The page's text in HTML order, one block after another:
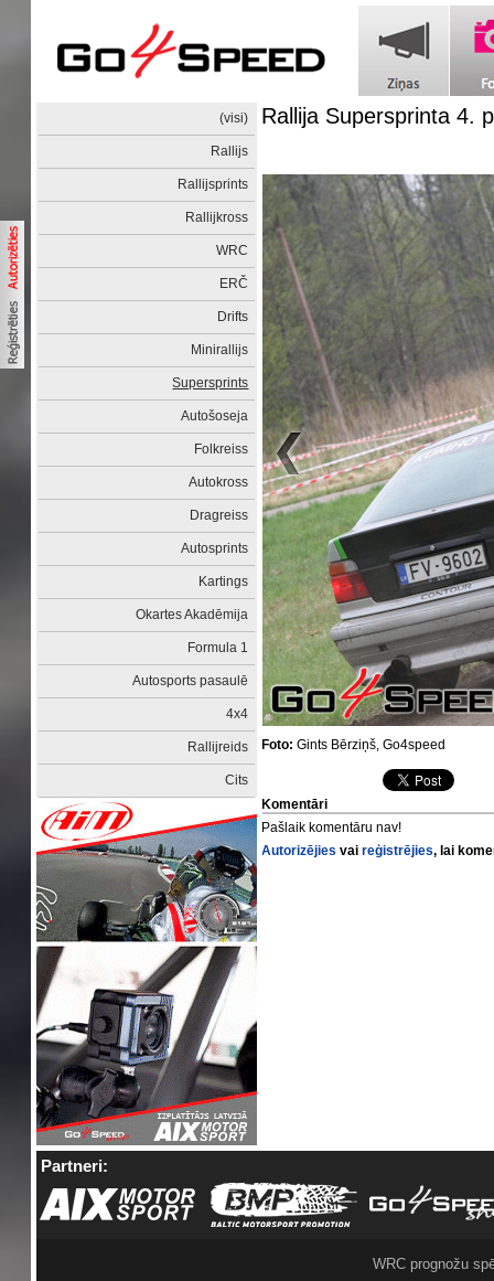
(visi)
Rallijs
Rallijsprints
Rallijkross
WRC
ERČ
Drifts
Minirallijs
Supersprints
Autošoseja
Folkreiss
Autokross
Dragreiss
Autosprints
Kartings
Okartes Akadēmija
Formula 1
Autosports pasaulē
4x4
Rallijreids
Cits
Rallija Supersprinta 4.
Foto: Gints Bērziņš, Go4speed
Komentāri
Pašlaik komentāru nav!
Autorizējies vaireģistrējies, lai
Partneri:
WRC prognožu